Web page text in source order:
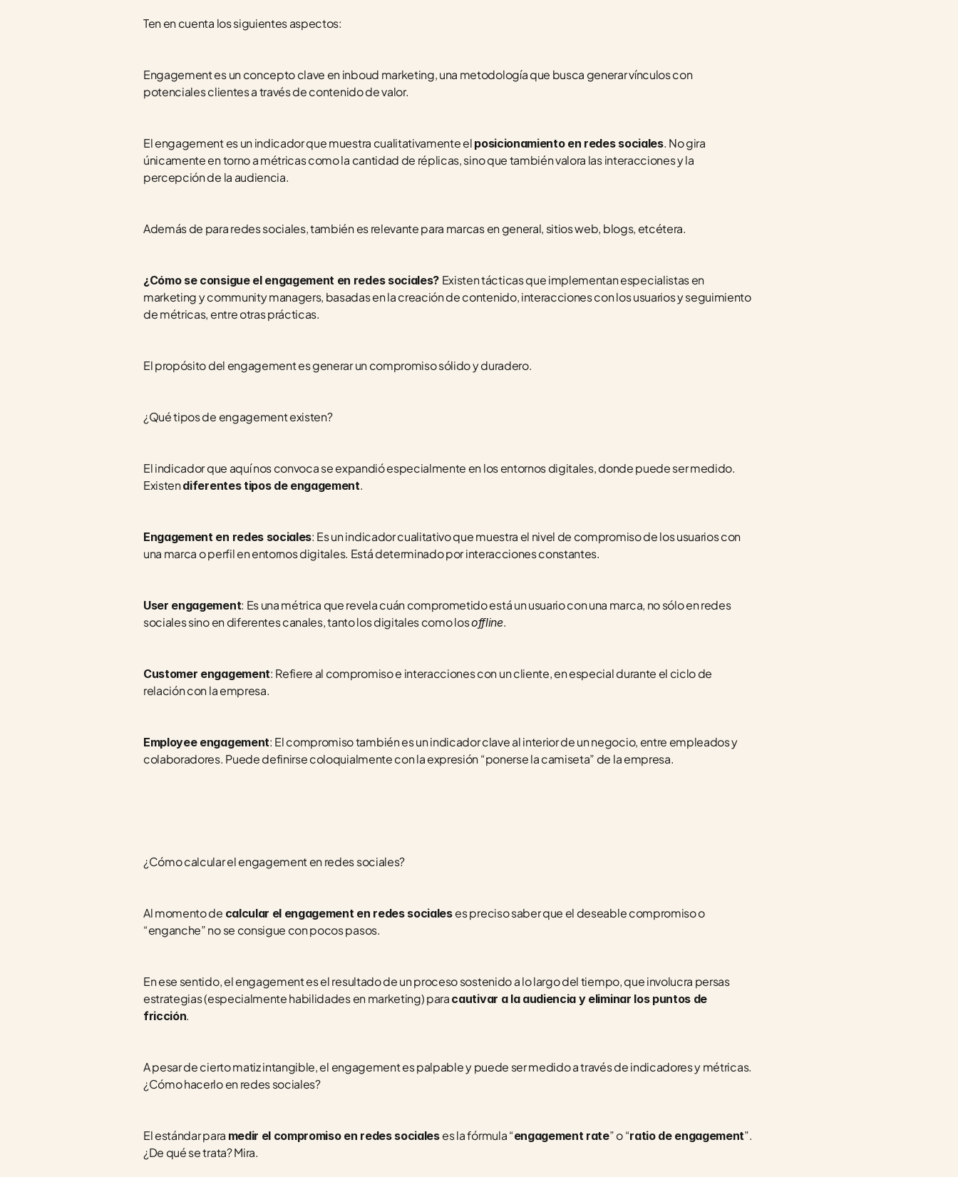
Ten en cuenta los siguientes aspectos:
Engagement es un concepto clave en inboud marketing, una metodología que busca generar vínculos con
potenciales clientes a través de contenido de valor.
El engagement es un indicador que muestra cualitativamente el posicionamiento en redes sociales. No gira
únicamente en torno a métricas como la cantidad de réplicas, sino que también valora las interacciones y la
percepción de la audiencia.
Además de para redes sociales, también es relevante para marcas en general, sitios web, blogs, etcétera.
¿Cómo se consigue el engagement en redes sociales? Existen tácticas que implementan especialistas en
marketing y community managers, basadas en la creación de contenido, interacciones con los usuarios y seguimiento
de métricas, entre otras prácticas.
El propósito del engagement es generar un compromiso sólido y duradero.
¿Qué tipos de engagement existen?
El indicador que aquí nos convoca se expandió especialmente en los entornos digitales, donde puede ser medido.
Existen diferentes tipos de engagement.
Engagement en redes sociales: Es un indicador cualitativo que muestra el nivel de compromiso de los usuarios con
una marca o perfil en entornos digitales. Está determinado por interacciones constantes.
User engagement: Es una métrica que revela cuán comprometido está un usuario con una marca, no sólo en redes
sociales sino en diferentes canales, tanto los digitales como los offline.
Customer engagement: Refiere al compromiso e interacciones con un cliente, en especial durante el ciclo de
relación con la empresa.
Employee engagement: El compromiso también es un indicador clave al interior de un negocio, entre empleados y
colaboradores. Puede definirse coloquialmente con la expresión “ponerse la camiseta” de la empresa.
¿Cómo calcular el engagement en redes sociales?
Al momento de calcular el engagement en redes sociales es preciso saber que el deseable compromiso o
“enganche” no se consigue con pocos pasos.
En ese sentido, el engagement es el resultado de un proceso sostenido a lo largo del tiempo, que involucra persas
estrategias (especialmente habilidades en marketing) para cautivar a la audiencia y eliminar los puntos de
fricción.
A pesar de cierto matiz intangible, el engagement es palpable y puede ser medido a través de indicadores y métricas.
¿Cómo hacerlo en redes sociales?
El estándar para medir el compromiso en redes sociales es la fórmula “engagement rate” o “ratio de engagement”.
¿De qué se trata? Mira.